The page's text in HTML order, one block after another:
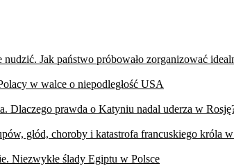
Jak państwo próbowało zorganizować
w walce o niepodległość USA
Dlaczego prawda o Katyniu nadal uderza w
głód, choroby i katastrofa francuskiego króla
Niezwykłe ślady Egiptu w Polsce